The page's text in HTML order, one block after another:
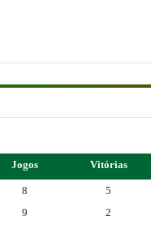
Jogos Vitórias
8 5
9 2